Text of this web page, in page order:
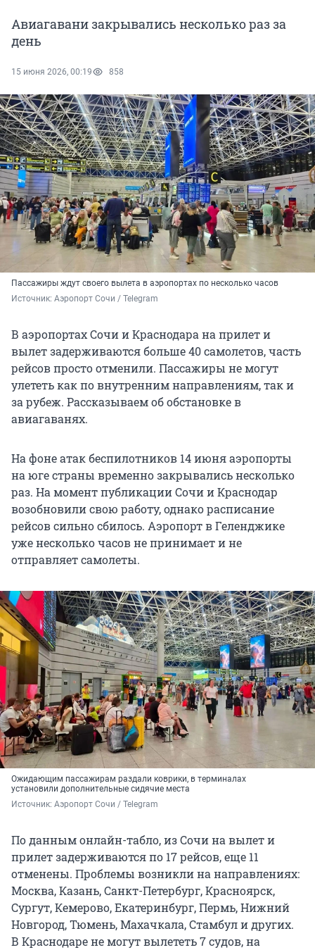
Авиагавани закрывались несколько раз за
день
15 июня 2026, 00:19 858
Пассажиры ждут своего вылета в аэропортах по несколько часов
Источник: Аэропорт Сочи / Telegram
В аэропортах Сочи и Краснодара на прилет и
вылет задерживаются больше 40 самолетов, часть
рейсов просто отменили. Пассажиры не могут
улететь как по внутренним направлениям, так и
за рубеж. Рассказываем об обстановке в
авиагаванях.
На фоне атак беспилотников 14 июня аэропорты
на юге страны временно закрывались несколько
раз. На момент публикации Сочи и Краснодар
возобновили свою работу, однако расписание
рейсов сильно сбилось. Аэропорт в Геленджике
уже несколько часов не принимает и не
отправляет самолеты.
Ожидающим пассажирам раздали коврики, в терминалах
установили дополнительные сидячие места
Источник: Аэропорт Сочи / Telegram
По данным онлайн-табло, из Сочи на вылет и
прилет задерживаются по 17 рейсов, еще 11
отменены. Проблемы возникли на направлениях:
Москва, Казань, Санкт-Петербург, Красноярск,
Сургут, Кемерово, Екатеринбург, Пермь, Нижний
Новгород, Тюмень, Махачкала, Стамбул и других.
В Краснодаре не могут вылететь 7 судов, на